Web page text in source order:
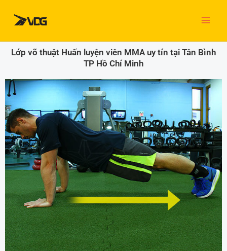
dung
Lớp võ thuật Huấn luyện viên MMA uy tín tại Tân Bình
TP Hồ Chí Minh